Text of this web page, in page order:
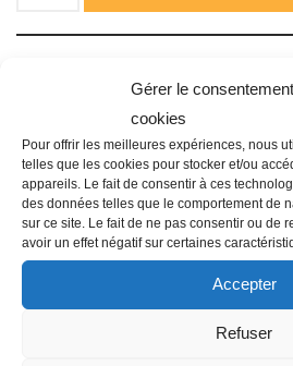
Gérer le
cookies
Pour offrir les meilleures expériences, nous
telles que les cookies pour stocker et/ou
appareils. Le fait de consentir à ces
des données telles que le comportement de
sur ce site. Le fait de ne pas consentir ou de
avoir un effet négatif sur certaines
Accepter
Refuser
ARROSAGE AUTOMATIQUE
Description
Autres informations : ESP-LXME
Type : Module gestion de débit